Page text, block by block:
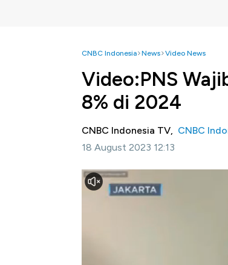
CNBC Indonesia News Video News
Video:PNS
8% di 2024
CNBC Indonesia TV, CNBC
18 August 2023 12:13
Jakarta, CNBC Indonesia-
APBN Tahun Anggaran 2024
Indonesia untuk menaikkan gaji
Staf Khusus Menteri
bahwa usulan kenaikan gaji ini
didasarkan atas asesmen